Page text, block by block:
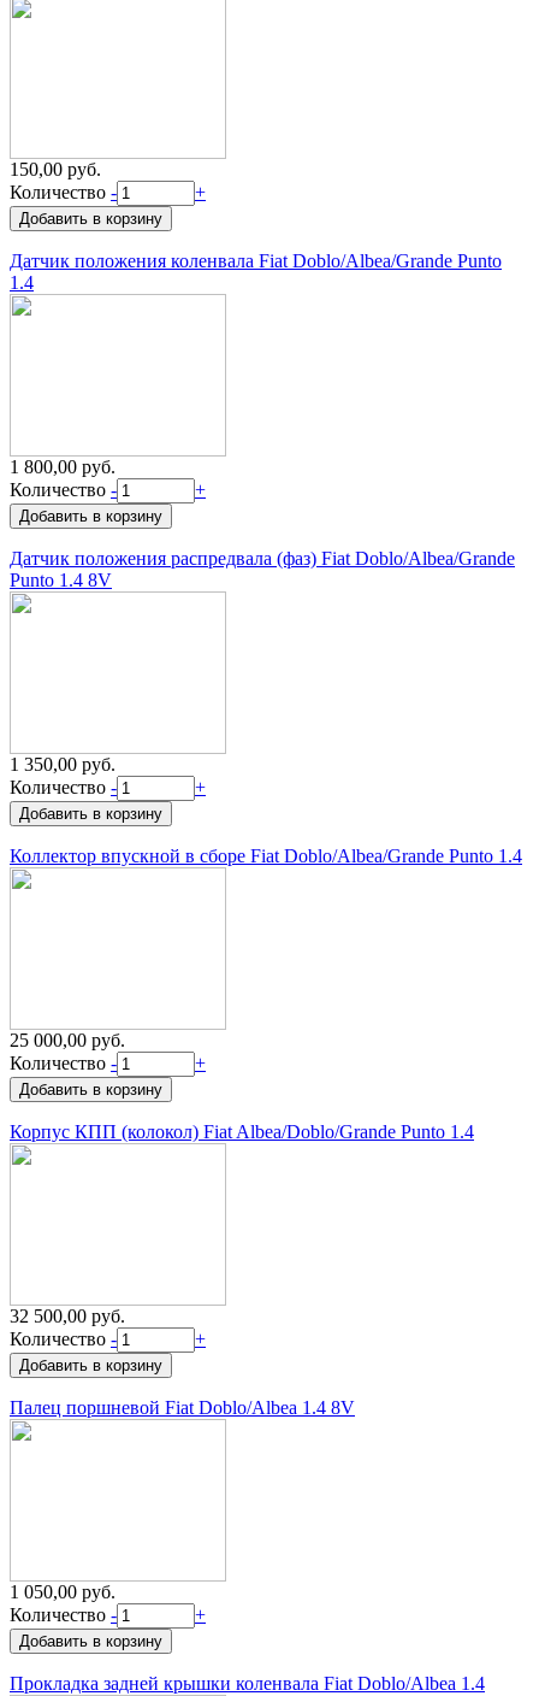
150,00 руб.
Количество - +
Датчик положения коленвала Fiat Doblo/Albea/Grande Punto
1.4
1 800,00 руб.
Количество - +
Датчик положения распредвала (фаз) Fiat Doblo/Albea/Grande
Punto 1.4 8V
1 350,00 руб.
Количество - +
Коллектор впускной в сборе Fiat Doblo/Albea/Grande Punto 1.4
25 000,00 руб.
Количество - +
Корпус КПП (колокол) Fiat Albea/Doblo/Grande Punto 1.4
32 500,00 руб.
Количество - +
Палец поршневой Fiat Doblo/Albea 1.4 8V
1 050,00 руб.
Количество - +
Прокладка задней крышки коленвала Fiat Doblo/Albea 1.4